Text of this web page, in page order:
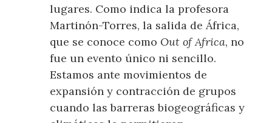
lugares. Como indica la profesora
Martinón-Torres, la salida de África,
que se conoce como Out of Africa, no
fue un evento único ni sencillo.
Estamos ante movimientos de
expansión y contracción de grupos
cuando las barreras biogeográficas y